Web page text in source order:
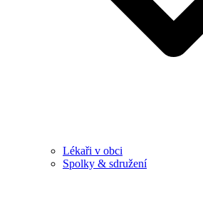
Lékaři v obci
Spolky & sdružení